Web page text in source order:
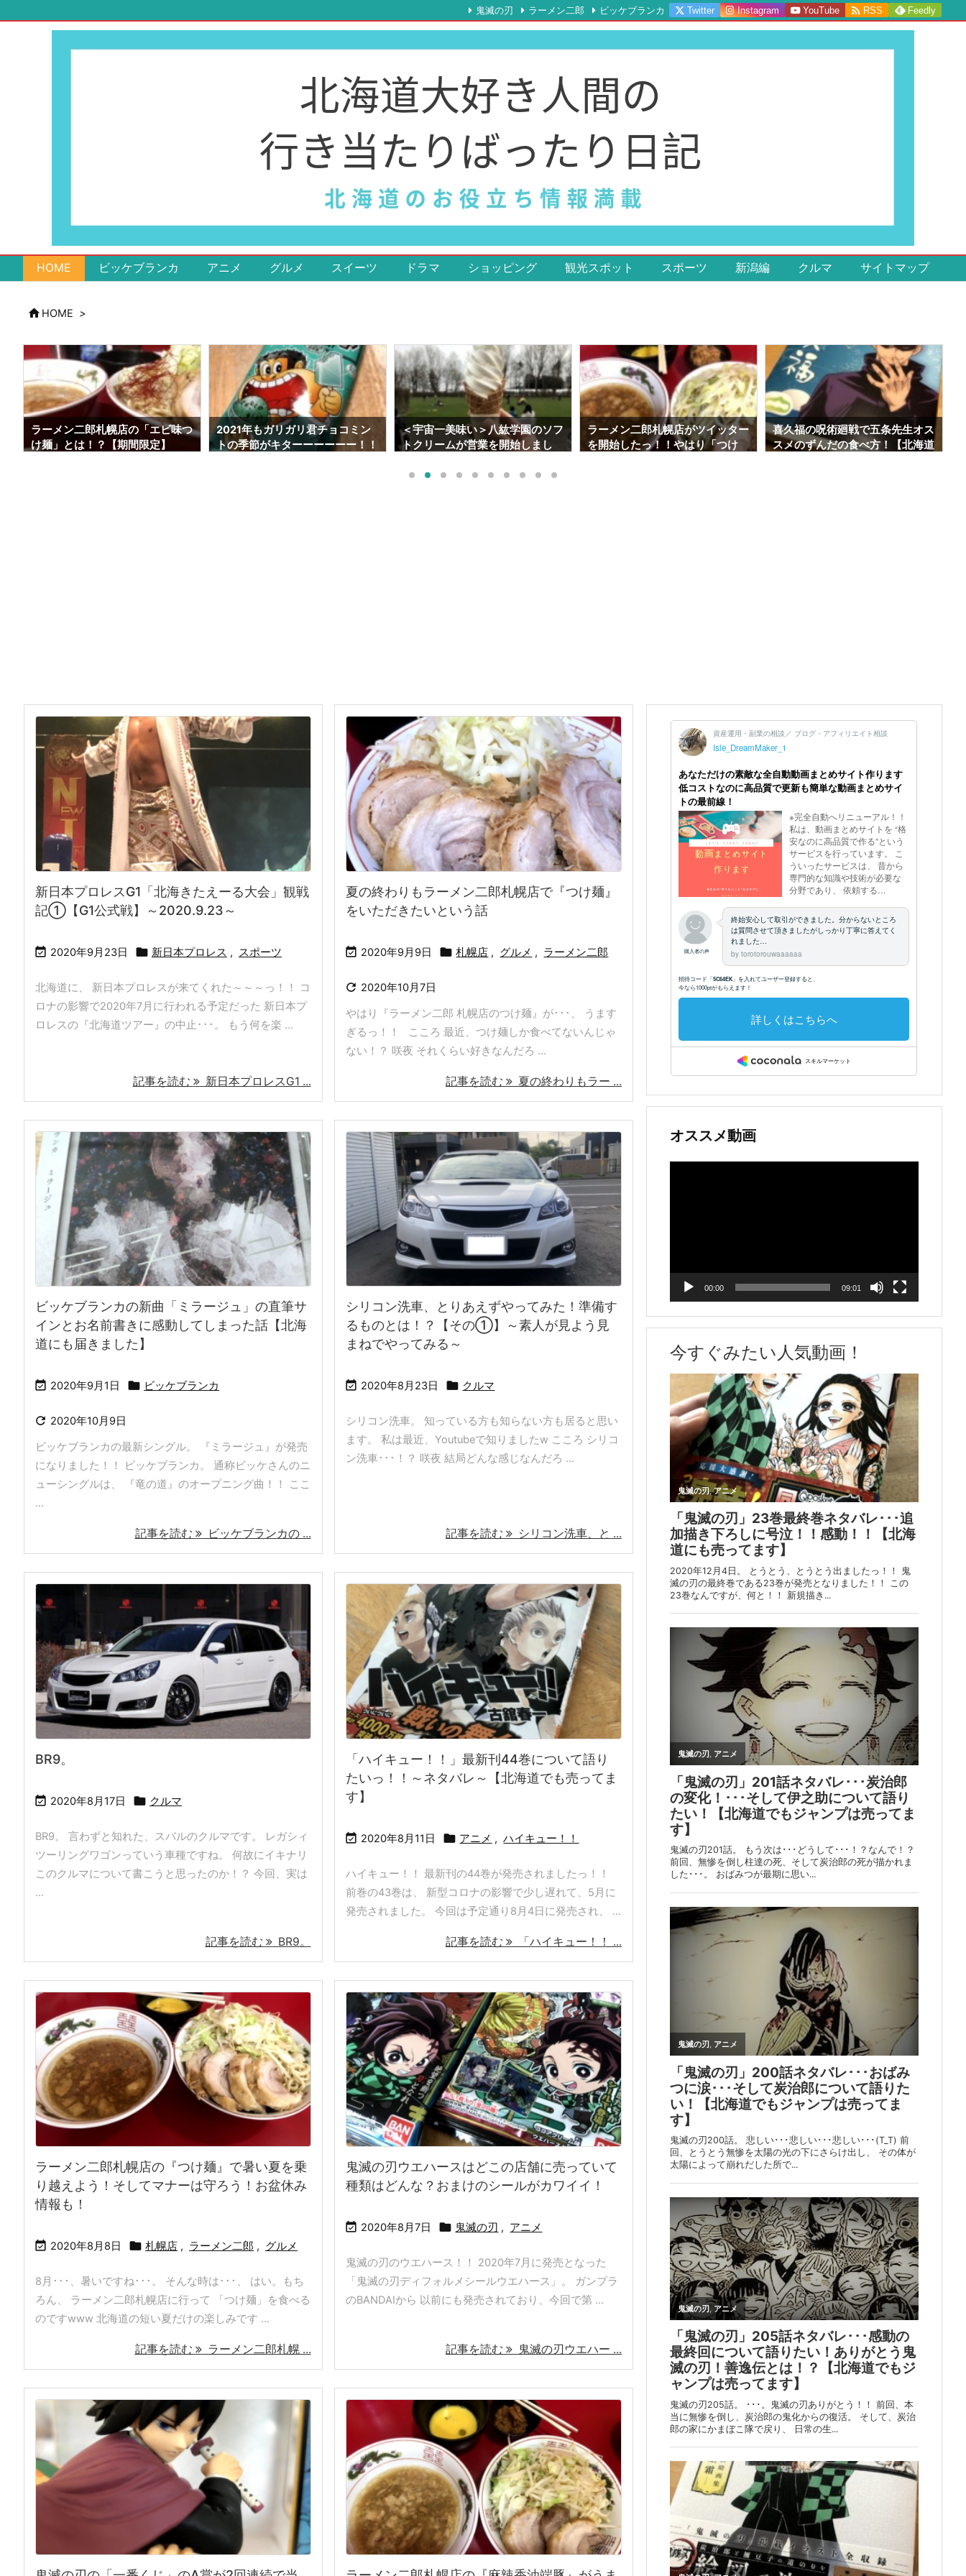
HOME ビッケブランカ アニメ グルメ スイーツ ドラマ ショッピング 観光スポット スポーツ 新潟編 クルマ サイトマップ
鬼滅の刃 ラーメン二郎 ビッケブランカ Twitter Instagram YouTube  RSS Feedly
 HOME >
2021年もガリガリ君チョコミン
トの季節がキターーーーーー！！
＜宇宙一美味い＞八紘学園のソフ
トクリームが営業を開始しまし
ラーメン二郎札幌店がツイッター
を開始したっ！！やはり「つけ
喜久福の呪術廻戦で五条先生オス
スメのずんだの食べ方！【北海道
ビッケブランカ「Devil tour “Pro
mised”」参戦記～北海道･道新ホ
新日本プロレスG1「北海きたえーる大会」観戦
記①【G1公式戦】～2020.9.23～
 2020年9月23日  新日本プロレス , スポーツ
北海道に、 新日本プロレスが来てくれた～～～っ！！ コ
ロナの影響で2020年7月に行われる予定だった 新日本プ
ロレスの『北海道ツアー』の中止･･･。 もう何を楽 ...
記事を読む 新日本プロレスG1 ...
夏の終わりもラーメン二郎札幌店で『つけ麺』
をいただきたいという話
 2020年9月9日  札幌店 , グルメ , ラーメン二郎
 2020年10月7日
やはり『ラーメン二郎 札幌店のつけ麺』が･･･、 うます
ぎるっ！！ こころ 最近、つけ麺しか食べてないんじゃ
ない！？ 咲夜 それくらい好きなんだろ ...
記事を読む 夏の終わりもラー ...
ビッケブランカの新曲「ミラージュ」の直筆サ
インとお名前書きに感動してしまった話【北海
道にも届きました】
 2020年9月1日  ビッケブランカ
 2020年10月9日
ビッケブランカの最新シングル。 『ミラージュ』が発売
になりました！！ ビッケブランカ。 通称ビッケさんのニ
ューシングルは、 『竜の道』のオープニング曲！！ ここ
...
記事を読む ビッケブランカの ...
シリコン洗車、とりあえずやってみた！準備す
るものとは！？【その①】～素人が見よう見
まねでやってみる～
 2020年8月23日  クルマ
シリコン洗車。 知っている方も知らない方も居ると思い
ます。 私は最近、Youtubeで知りましたw こころ シリコ
ン洗車･･･！？ 咲夜 結局どんな感じなんだろ ...
記事を読む シリコン洗車、と ...
BR9。
 2020年8月17日  クルマ
BR9。 言わずと知れた、スバルのクルマです。 レガシィ
ツーリングワゴンっていう車種ですね。 何故にイキナリ
このクルマについて書こうと思ったのか！？ 今回、実は
...
記事を読む BR9。
「ハイキュー！！」最新刊44巻について語り
たいっ！！～ネタバレ～【北海道でも売ってま
す】
 2020年8月11日  アニメ , ハイキュー！！
ハイキュー！！ 最新刊の44巻が発売されましたっ！！
前巻の43巻は、 新型コロナの影響で少し遅れて、5月に
発売されました。 今回は予定通り8月4日に発売され、 ...
記事を読む 「ハイキュー！！ ...
ラーメン二郎札幌店の『つけ麺』で暑い夏を乗
り越えよう！そしてマナーは守ろう！お盆休み
情報も！
 2020年8月8日  札幌店 , ラーメン二郎 , グルメ
8月･･･、暑いですね･･･。 そんな時は･･･、 はい。もち
ろん、 ラーメン二郎札幌店に行って 「つけ麺」を食べる
のですwww 北海道の短い夏だけの楽しみです ...
記事を読む ラーメン二郎札幌 ...
鬼滅の刃ウエハースはどこの店舗に売っていて
種類はどんな？おまけのシールがカワイイ！
 2020年8月7日  鬼滅の刃 , アニメ
鬼滅の刃のウエハース！！ 2020年7月に発売となった
「鬼滅の刃ディフォルメシールウエハース」。 ガンプラ
のBANDAIから 以前にも発売されており、今回で第 ...
記事を読む 鬼滅の刃ウエハー ...
オススメ動画
00:00 09:01
今すぐみたい人気動画！